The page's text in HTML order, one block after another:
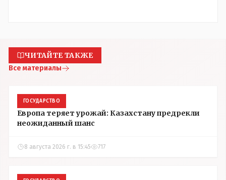
ЧИТАЙТЕ ТАКЖЕ
Все материалы
ГОСУДАРСТВО
Европа теряет урожай: Казахстану предрекли
неожиданный шанс
8 августа 2026 г. в 15:45 717